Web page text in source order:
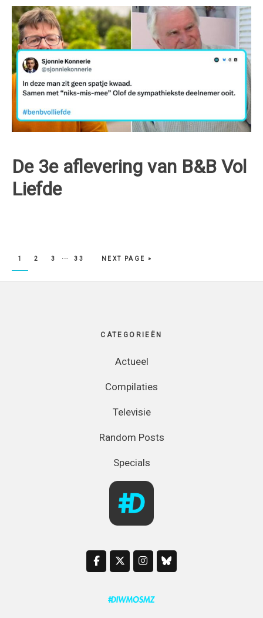
De 3e aflevering van B&B Vol
Liefde
PAGE
1 PAGE
2 PAGE
3 … PAGE
33 NEXT PAGE »
CATEGORIEËN
Actueel
Compilaties
Televisie
Random Posts
Specials